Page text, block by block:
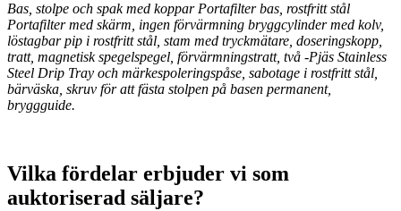
Bas, stolpe och spak med koppar Portafilter bas, rostfritt stål
Portafilter med skärm, ingen förvärmning bryggcylinder med kolv,
löstagbar pip i rostfritt stål, stam med tryckmätare, doseringskopp,
tratt, magnetisk spegelspegel, förvärmningstratt, två -Pjäs Stainless
Steel Drip Tray och märkespoleringspåse, sabotage i rostfritt stål,
bärväska, skruv för att fästa stolpen på basen permanent,
bryggguide.
Vilka fördelar erbjuder vi som
auktoriserad säljare?